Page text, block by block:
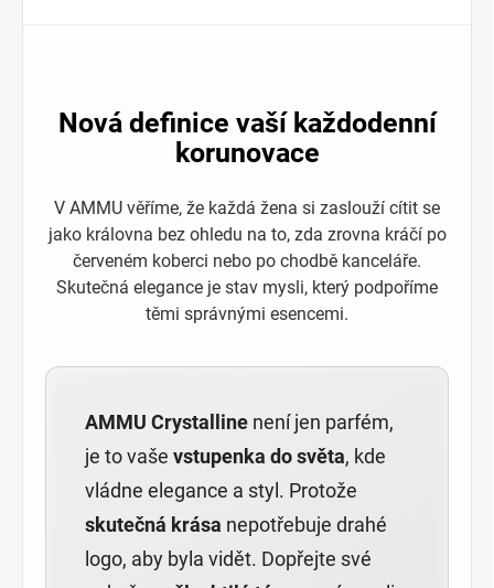
Nová definice vaší každodenní
korunovace
V AMMU věříme, že každá žena si zaslouží cítit se
jako královna bez ohledu na to, zda zrovna kráčí po
červeném koberci nebo po chodbě kanceláře.
Skutečná elegance je stav mysli, který podpoříme
těmi správnými esencemi.
AMMU Crystalline není jen parfém,
je to vaše vstupenka do světa, kde
vládne elegance a styl. Protože
skutečná krása nepotřebuje drahé
logo, aby byla vidět. Dopřejte své